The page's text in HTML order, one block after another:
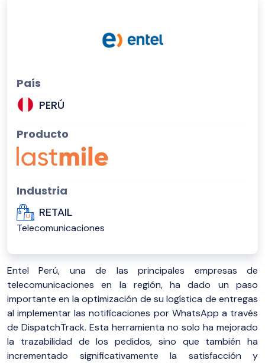
País
PERÚ
Producto
Industria
RETAIL
Telecomunicaciones
Entel Perú, una de las principales empresas de
telecomunicaciones en la región, ha dado un paso
importante en la optimización de su logística de entregas
al implementar las notificaciones por WhatsApp a través
de DispatchTrack. Esta herramienta no solo ha mejorado
la trazabilidad de los pedidos, sino que también ha
incrementado significativamente la satisfacción y